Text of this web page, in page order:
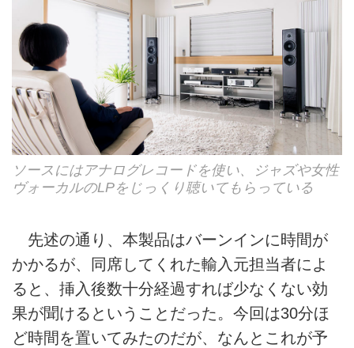
ソースにはアナログレコードを使い、ジャズや女性
ヴォーカルのLPをじっくり聴いてもらっている
先述の通り、本製品はバーンインに時間が
かかるが、同席してくれた輸入元担当者によ
ると、挿入後数十分経過すれば少なくない効
果が聞けるということだった。今回は30分ほ
ど時間を置いてみたのだが、なんとこれが予